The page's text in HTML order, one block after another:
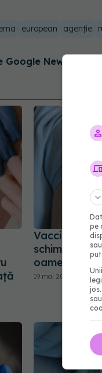
european agenție
News -
Vaccinul
schimba
oameni dau
19 mai 2025, 13:42
pe